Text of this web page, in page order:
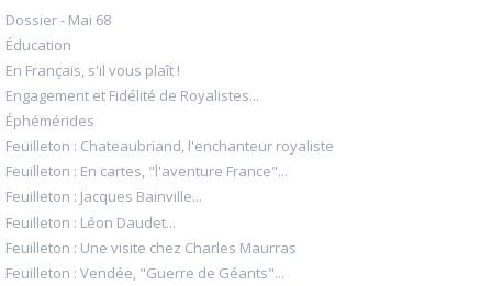
Dossier - Mai 68
Éducation
En Français, s'il vous plaît !
Engagement et Fidélité de Royalistes...
Éphémérides
Feuilleton : Chateaubriand, l'enchanteur royaliste
Feuilleton : En cartes, "l'aventure France"...
Feuilleton : Jacques Bainville...
Feuilleton : Léon Daudet...
Feuilleton : Une visite chez Charles Maurras
Feuilleton : Vendée, "Guerre de Géants"...